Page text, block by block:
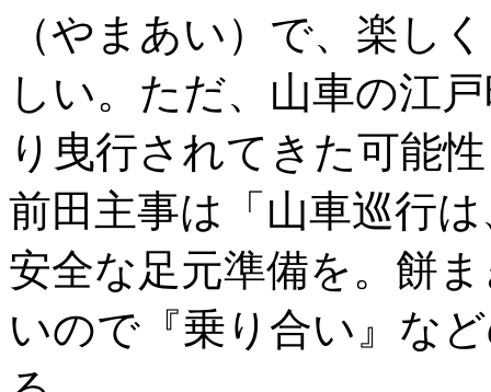
（やまあい）で、楽し
しい。ただ、山車の江
り曳行されてきた可能
前田主事は「山車巡行
安全な足元準備を。餅
いので『乗り合い』な